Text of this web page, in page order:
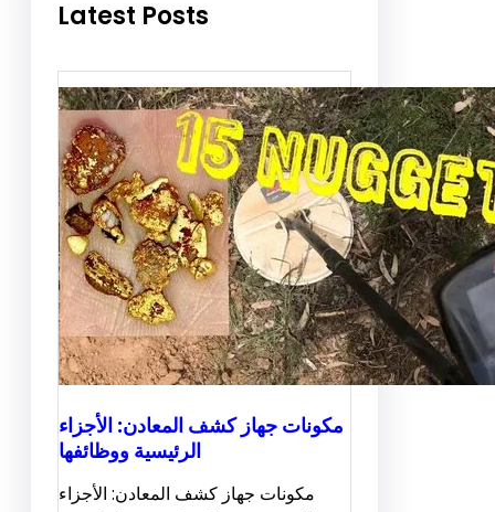
Latest Posts
مكونات جهاز كشف المعادن: الأجزاء
الرئيسية ووظائفها
مكونات جهاز كشف المعادن: الأجزاء